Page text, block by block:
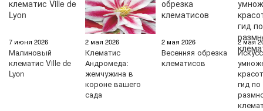
7 июня 2026
Малиновый
клематис Ville de
Lyon
2 мая 2026
Клематис
Андромеда:
жемчужина в
короне вашего
сада
2 мая 2026
Весенняя обрезка
клематисов
2 мая
гид по